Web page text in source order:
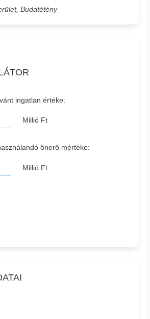
Budatétény
ingatlan értéke:
Millió Ft
önerő mértéke:
Millió Ft